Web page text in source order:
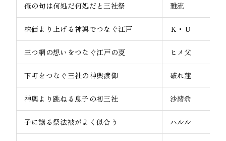
俺の句は何処だ何処だと三社祭 雅流
株価より上げる神輿でつなぐ江戸 Ｋ・Ｕ
三つ網の想いをつなぐ江戸の夏 ヒメ父
下町をつなぐ三社の神輿渡御 破れ蓮
神輿より跳ねる息子の初三社 沙緒翁
子に譲る祭法被がよく似合う ハルル